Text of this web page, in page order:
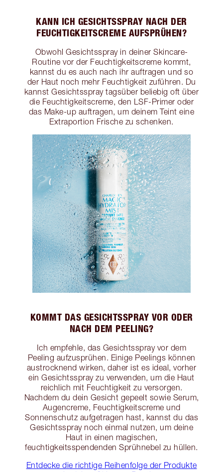
KANN ICH GESICHTSSPRAY NACH DER
FEUCHTIGKEITSCREME AUFSPRÜHEN?
Obwohl Gesichtsspray in deiner Skincare-
Routine vor der Feuchtigkeitscreme kommt,
kannst du es auch nach ihr auftragen und so
der Haut noch mehr Feuchtigkeit zuführen. Du
kannst Gesichtsspray tagsüber beliebig oft über
die Feuchtigkeitscreme, den LSF-Primer oder
das Make-up auftragen, um deinem Teint eine
Extraportion Frische zu schenken.
KOMMT DAS GESICHTSSPRAY VOR ODER
NACH DEM PEELING?
Ich empfehle, das Gesichtsspray vor dem
Peeling aufzusprühen. Einige Peelings können
austrocknend wirken, daher ist es ideal, vorher
ein Gesichtsspray zu verwenden, um die Haut
reichlich mit Feuchtigkeit zu versorgen.
Nachdem du dein Gesicht gepeelt sowie Serum,
Augencreme, Feuchtigkeitscreme und
Sonnenschutz aufgetragen hast, kannst du das
Gesichtsspray noch einmal nutzen, um deine
Haut in einen magischen,
feuchtigkeitsspendenden Sprühnebel zu hüllen.
Entdecke die richtige Reihenfolge der Produkte